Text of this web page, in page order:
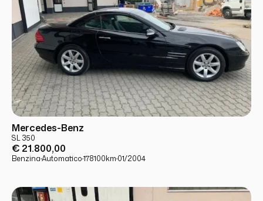
USATO PRONTA CONSEGNA
Mercedes-Benz
SL 350
€ 21.800,00
Benzina·Automatico·178100km·01/2004